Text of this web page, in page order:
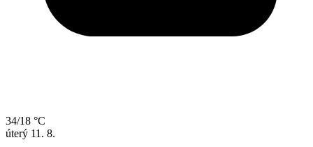
34/18 °C
úterý 11. 8.